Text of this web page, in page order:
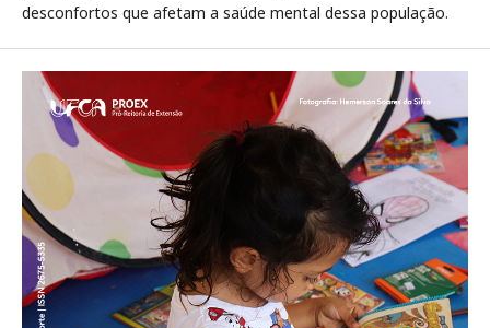
desconfortos que afetam a saúde mental dessa população.